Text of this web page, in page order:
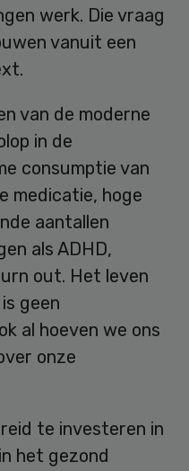
werk. Die vraag
vanuit een
van de moderne
in de
consumptie van
medicatie, hoge
aantallen
als ADHD,
out. Het leven
geen
al hoeven we ons
onze
te investeren in
het gezond